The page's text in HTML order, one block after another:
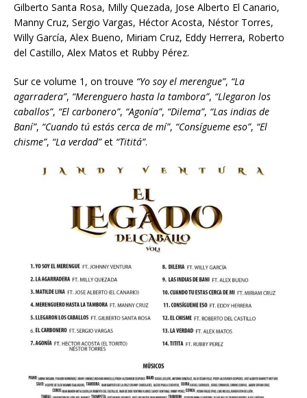
Gilberto Santa Rosa, Milly Quezada, Jose Alberto El Canario,
Manny Cruz, Sergio Vargas, Héctor Acosta, Néstor Torres,
Willy García, Alex Bueno, Miriam Cruz, Eddy Herrera, Roberto
del Castillo, Alex Matos et Rubby Pérez.
Sur ce volume 1, on trouve “Yo soy el merengue”, “La
agarradera”, “Merenguero hasta la tambora”, “Llegaron los
caballos”, “El carbonero”, “Agonía”, “Dilema”, “Las indias de
Baní”, “Cuando tú estás cerca de mí”, “Consígueme eso”, “El
chisme”, “La verdad”et “Tititá”.